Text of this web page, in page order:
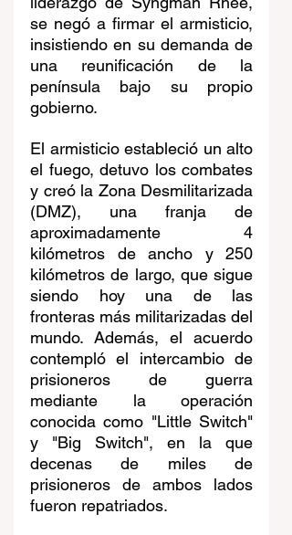
se negó a firmar el armisticio,
insistiendo en su demanda de
una reunificación de la
península bajo su propio
gobierno.
El armisticio estableció un alto
el fuego, detuvo los combates
y creó la Zona Desmilitarizada
(DMZ), una franja de
aproximadamente 4
kilómetros de ancho y 250
kilómetros de largo, que sigue
siendo hoy una de las
fronteras más militarizadas del
mundo. Además, el acuerdo
contempló el intercambio de
prisioneros de guerra
mediante la operación
conocida como "Little Switch"
y "Big Switch", en la que
decenas de miles de
prisioneros de ambos lados
fueron repatriados.